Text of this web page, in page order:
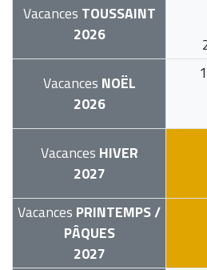
Vacances TOUSSAINT
2026
Vacances NOËL
2026
Vacances HIVER
2027
Vacances PRINTEMPS /
PÂQUES
2027